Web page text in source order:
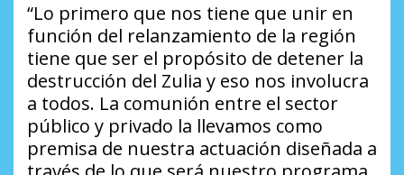
“Lo primero que nos tiene que unir en
función del relanzamiento de la región
tiene que ser el propósito de detener la
destrucción del Zulia y eso nos involucra
a todos. La comunión entre el sector
público y privado la llevamos como
premisa de nuestra actuación diseñada a